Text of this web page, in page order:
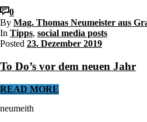
0
By Mag. Thomas Neumeister aus
In Tipps, social media posts
Posted 23. Dezember 2019
To Do’s vor dem neuen Jahr
READ MORE
neumeith